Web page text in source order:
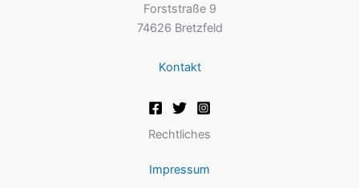
Forststraße 9
74626 Bretzfeld
Kontakt
Rechtliches
Impressum